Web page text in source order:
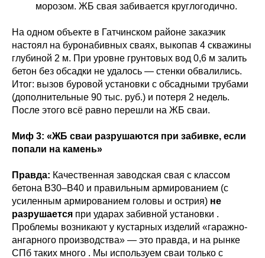
морозом. ЖБ свая забивается круглогодично.
На одном объекте в Гатчинском районе заказчик
настоял на буронабивных сваях, выкопав 4 скважины
глубиной 2 м. При уровне грунтовых вод 0,6 м залить
бетон без обсадки не удалось — стенки обвалились.
Итог: вызов буровой установки с обсадными трубами
(дополнительные 90 тыс. руб.) и потеря 2 недель.
После этого всё равно перешли на ЖБ сваи.
Миф 3: «ЖБ сваи разрушаются при забивке, если
попали на камень»
Правда: Качественная заводская свая с классом
бетона В30–В40 и правильным армированием (с
усиленным армированием головы и острия) не
разрушается при ударах забивной установки .
Проблемы возникают у кустарных изделий «гаражно-
ангарного производства» — это правда, и на рынке
СПб таких много . Мы используем сваи только с